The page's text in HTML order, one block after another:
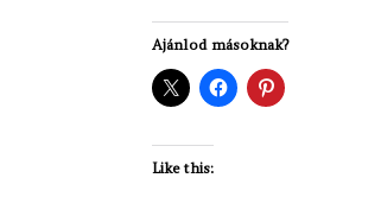
Ajánlod másoknak?
Like this: